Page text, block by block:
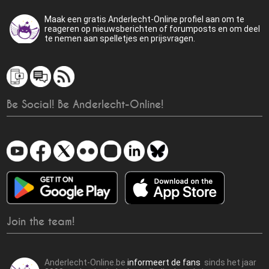
Maak een gratis Anderlecht-Online profiel aan om te
reageren op nieuwsberichten of forumposts en om deel
te nemen aan spelletjes en prijsvragen.
Be Social! Be Anderlecht-Online!
Join the team!
Anderlecht-Online.beinformeert de fans sinds het jaar